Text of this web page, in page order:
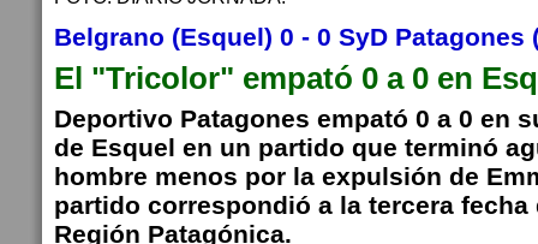
Belgrano (Esquel) 0 - 0 SyD Patagones
El "Tricolor" empató 0 a 0 en
Deportivo Patagones empató 0 a 0 en
de Esquel en un partido que terminó
hombre menos por la expulsión de
partido correspondió a la tercera fecha
Región Patagónica.